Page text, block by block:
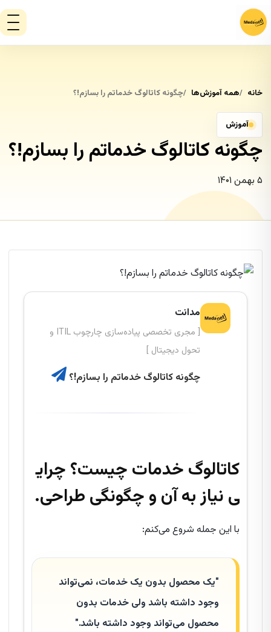
خانه همه آموزش‌ها چگونه کاتالوگ خدماتم را بسازم!؟
آموزش
چگونه کاتالوگ خدماتم را بسازم!؟
۵ بهمن ۱۴۰۱
مدانت
[ مجری تخصصی پیاده‌سازی چارچوب ITIL و
تحول دیجیتال ]
چگونه کاتالوگ خدماتم را بسازم!؟
کاتالوگ خدمات چیست؟ چرای
ی نیاز به آن و چگونگی طراحی‌.
با این جمله شروع می‌کنم:
"یک محصول بدون یک خدمات، نمی‌تواند
وجود داشته باشد ولی خدمات بدون
محصول می‌تواند وجود داشته باشد."